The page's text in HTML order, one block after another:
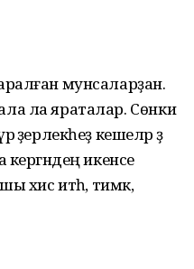
мунсаларҙан.
ла яраталар. Сөнки
кешеләр ҙә
кергәндең икенсе
хис итһә, тимәк,